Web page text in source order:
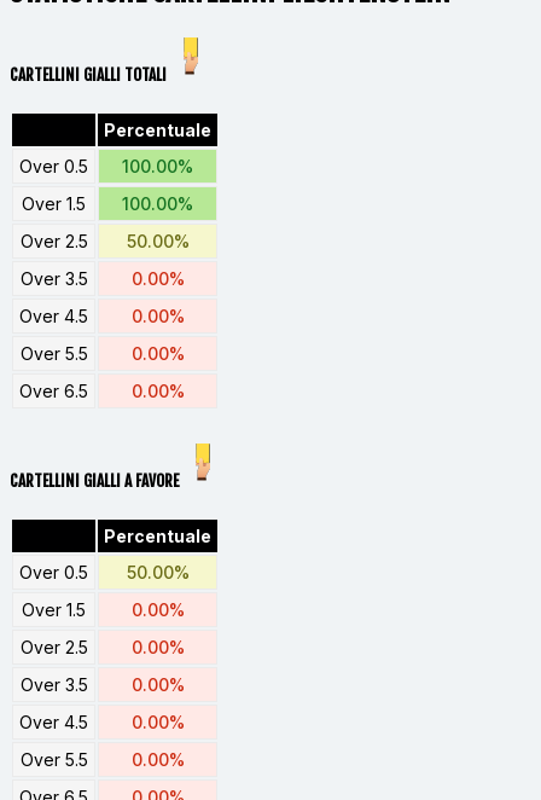
CARTELLINI GIALLI TOTALI
Percentuale
Over 0.5
100.00%
Over 1.5
100.00%
Over 2.5
50.00%
Over 3.5
0.00%
Over 4.5
0.00%
Over 5.5
0.00%
Over 6.5
0.00%
CARTELLINI GIALLI A FAVORE
Percentuale
Over 0.5
50.00%
Over 1.5
0.00%
Over 2.5
0.00%
Over 3.5
0.00%
Over 4.5
0.00%
Over 5.5
0.00%